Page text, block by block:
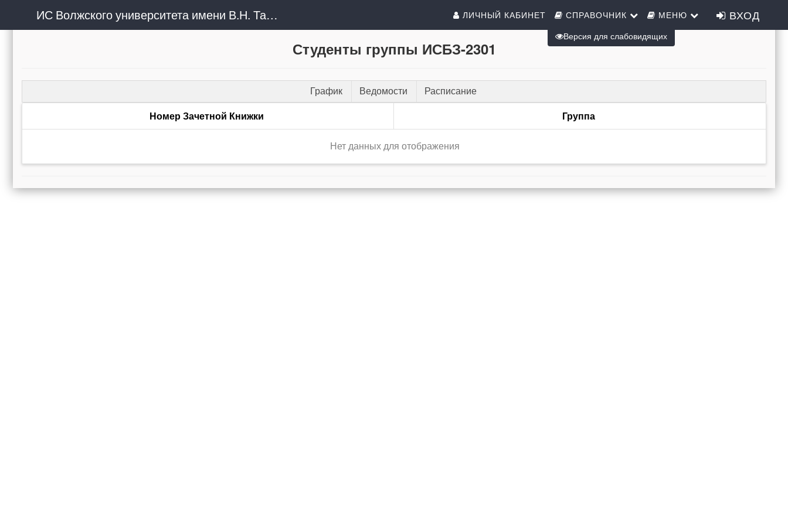
ИС Волжского университета имени В.Н. Татищева (института) ЛИЧНЫЙ КАБИНЕТ СПРАВОЧНИК МЕНЮ ВХОД
Студенты группы ИСБЗ-2301
График Ведомости Расписание
Номер Зачетной Книжки Группа
Нет данных для отображения
Версия для слабовидящих